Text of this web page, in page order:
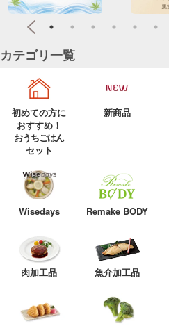
カテゴリ一覧
初めての方に
おすすめ！
おうちごはん
セット
新商品
Wisedays Remake BODY
肉加工品 魚介加工品